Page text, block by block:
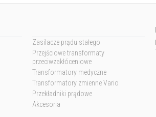
Zasilacze prądu stałego
Przejściowe transformaty
przeciwzakłóceniowe
Transformatory medyczne
Transformatory zmienne Vario
Przekładniki prądowe
Akcesoria